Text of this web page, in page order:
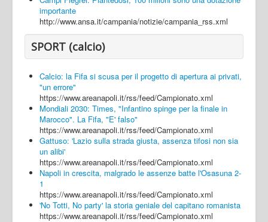
importante
http://www.ansa.it/campania/notizie/campania_rss.xml
SPORT (calcio)
Calcio: la Fifa si scusa per il progetto di apertura ai privati,
"un errore"
https://www.areanapoli.it/rss/feed/Campionato.xml
Mondiali 2030: Times, "Infantino spinge per la finale in
Marocco". La Fifa, "E' falso"
https://www.areanapoli.it/rss/feed/Campionato.xml
Gattuso: 'Lazio sulla strada giusta, assenza tifosi non sia
un alibi'
https://www.areanapoli.it/rss/feed/Campionato.xml
Napoli in crescita, malgrado le assenze batte l'Osasuna 2-
1
https://www.areanapoli.it/rss/feed/Campionato.xml
'No Totti, No party' la storia geniale del capitano romanista
https://www.areanapoli.it/rss/feed/Campionato.xml